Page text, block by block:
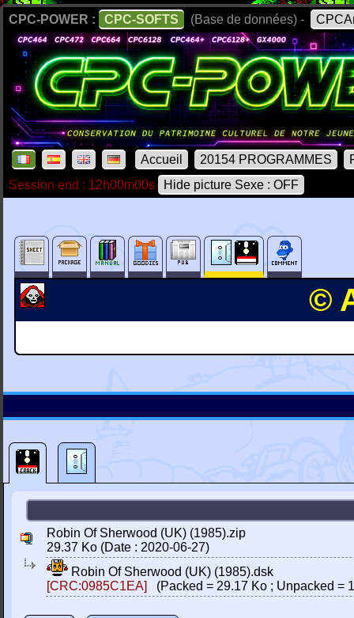
CPC-POWER : CPC-SOFTS (Base de données) -
Accueil 20154 PROGRAMMES
Session end : 12h00m00s
Hide picture Sexe : OFF
©
Robin Of Sherwood (UK) (1985).zip
29.37 Ko (Date : 2020-06-27)
Robin Of Sherwood (UK) (1985).dsk
[CRC:0985C1EA]
(Packed = 29.17 Ko ; Unpacked =